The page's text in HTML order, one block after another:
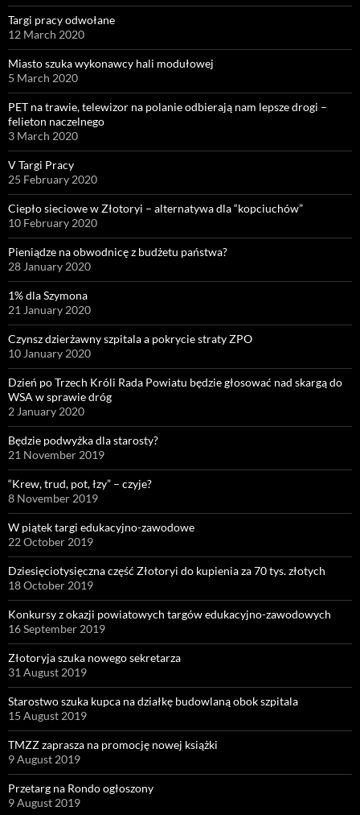
Targi pracy odwołane
12 March 2020
Miasto szuka wykonawcy hali modułowej
5 March 2020
PET na trawie, telewizor na polanie odbierają nam lepsze drogi –
felieton naczelnego
3 March 2020
V Targi Pracy
25 February 2020
Ciepło sieciowe w Złotoryi – alternatywa dla “kopciuchów”
10 February 2020
Pieniądze na obwodnicę z budżetu państwa?
28 January 2020
1% dla Szymona
21 January 2020
Czynsz dzierżawny szpitala a pokrycie straty ZPO
10 January 2020
Dzień po Trzech Króli Rada Powiatu będzie głosować nad skargą do
WSA w sprawie dróg
2 January 2020
Będzie podwyżka dla starosty?
21 November 2019
“Krew, trud, pot, łzy” – czyje?
8 November 2019
W piątek targi edukacyjno-zawodowe
22 October 2019
Dziesięciotysięczna część Złotoryi do kupienia za 70 tys. złotych
18 October 2019
Konkursy z okazji powiatowych targów edukacyjno-zawodowych
16 September 2019
Złotoryja szuka nowego sekretarza
31 August 2019
Starostwo szuka kupca na działkę budowlaną obok szpitala
15 August 2019
TMZZ zaprasza na promocję nowej książki
9 August 2019
Przetarg na Rondo ogłoszony
9 August 2019